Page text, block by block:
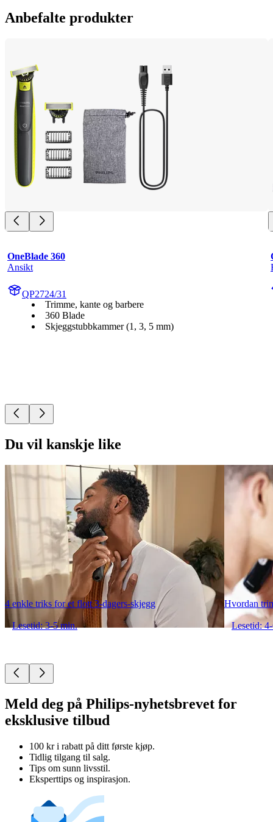
Anbefalte produkter
OneBlade 360
Ansikt
QP2724/31
Trimme, kante og barbere
360 Blade
Skjeggstubbkammer (1, 3, 5 mm)
Du vil kanskje like
4 enkle triks for et flott 3-dagers-skjegg
Lesetid: 3-5 min.
Hvordan
Lesetid:
Meld deg på Philips-nyhetsbrevet for
eksklusive tilbud
100 kr i rabatt på ditt første kjøp.
Tidlig tilgang til salg.
Tips om sunn livsstil.
Eksperttips og inspirasjon.